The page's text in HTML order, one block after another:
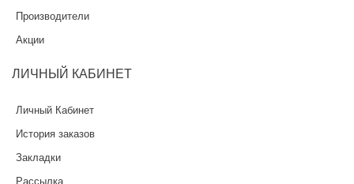
Производители
Акции
ЛИЧНЫЙ КАБИНЕТ
Личный Кабинет
История заказов
Закладки
Рассылка